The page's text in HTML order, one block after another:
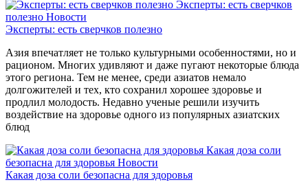
Эксперты: есть сверчков
полезно Новости
Эксперты: есть сверчков полезно
Азия впечатляет не только культурными особенностями, но и
рационом. Многих удивляют и даже пугают некоторые блюда
этого региона. Тем не менее, среди азиатов немало
долгожителей и тех, кто сохранил хорошее здоровье и
продлил молодость. Недавно ученые решили изучить
воздействие на здоровье одного из популярных азиатских
блюд
Какая доза соли
безопасна для здоровья Новости
Какая доза соли безопасна для здоровья